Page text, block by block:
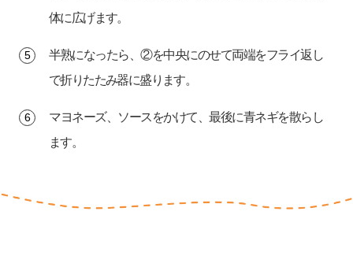
体に広げます。
半熟になったら、②を中央にのせて両端をフライ返し
で折りたたみ器に盛ります。
マヨネーズ、ソースをかけて、最後に青ネギを散らし
ます。